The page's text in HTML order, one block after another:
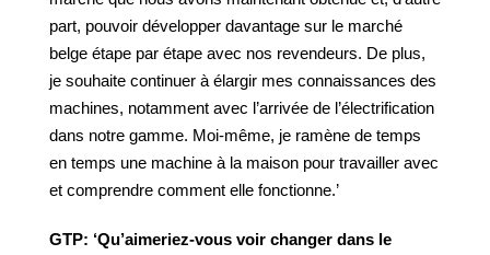
part, pouvoir développer davantage sur le marché
belge étape par étape avec nos revendeurs. De plus,
je souhaite continuer à élargir mes connaissances des
machines, notamment avec l’arrivée de l’électrification
dans notre gamme. Moi-même, je ramène de temps
en temps une machine à la maison pour travailler avec
et comprendre comment elle fonctionne.’
GTP: ‘Qu’aimeriez-vous voir changer dans le